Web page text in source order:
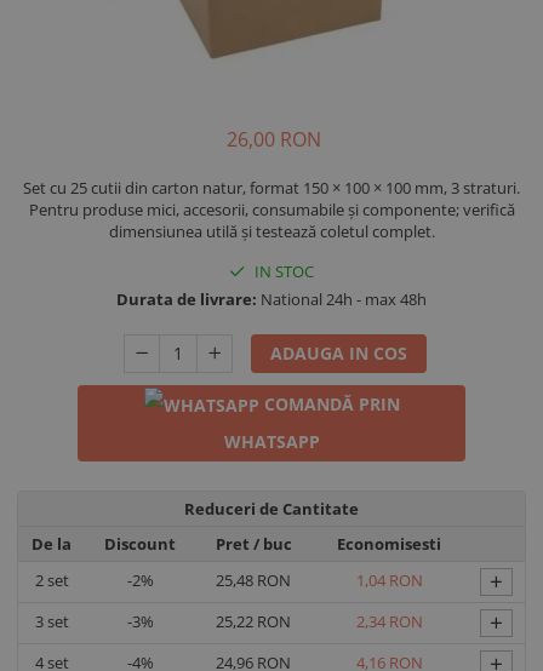
26,00 RON
Set cu 25 cutii din carton natur, format 150 × 100 × 100 mm, 3 straturi.
Pentru produse mici, accesorii, consumabile și componente; verifică
dimensiunea utilă și testează coletul complet.
IN STOC
Durata de livrare: National 24h - max 48h
ADAUGA IN COS
COMANDĂ PRIN
WHATSAPP
Reduceri de Cantitate
De la
Discount Pret / buc
Economisesti
2set -2% 25,48 RON 1,04 RON +
3set -3% 25,22 RON 2,34 RON +
4set -4% 24,96 RON 4,16 RON +